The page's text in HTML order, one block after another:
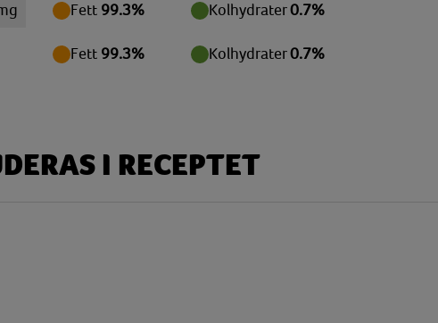
Fett 99.3% Kolhydrater0.7%
Fett 99.3% Kolhydrater0.7%
I RECEPTET